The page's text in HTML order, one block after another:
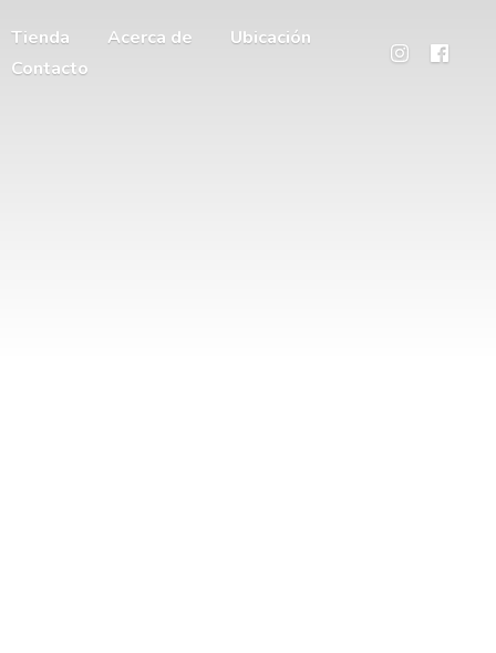
Tienda Acerca de
Ubicación
Contacto